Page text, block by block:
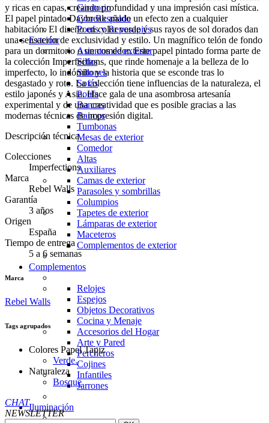
Giratorio
Con Respaldo
Poufs y Reposapiés
Exterior
Asientos de exterior
Sillas
Sillones
Sofás
Poufs
Bancas
Bancos
Tumbonas
Mesas de exterior
Comedor
Altas
Auxiliares
Camas de exterior
Parasoles y sombrillas
Columpios
Tapetes de exterior
Lámparas de exterior
Maceteros
Complementos de exterior
Complementos
Relojes
Espejos
Objetos Decorativos
Cocina y Menaje
Accesorios del Hogar
Arte y Pared
Percheros
Cojines
Infantiles
Jarrones
Iluminación
y ricas en capas, creando profundidad y una impresión casi mística.
El papel pintado Daybreak añade un efecto zen a cualquier
habitación. El diseño en color verde y sus rayos de sol dorados dan
una sensación de exclusividad y estilo. Un magnífico telón de fondo
para un dormitorio o un comedor. Este papel pintado forma parte de
la colección Imperfections, que rinde homenaje a la belleza de lo
imperfecto, lo indómito y la historia que se esconde tras lo
desgastado y roto. La colección tiene influencias de la naturaleza, el
estilo japonés y Asia. Hace gala de una asombrosa artesanía
experimental y de una creatividad que es posible gracias a las
modernas técnicas de impresión digital.
Descripción técnica
Colecciones
Imperfections
Marca
Rebel Walls
Garantía
3 años
Origen
España
Tiempo de entrega
5 a 6 semanas
Marca
Rebel Walls
Tags agrupados
Colores Papel Tapiz
Verde.
Naturaleza
Bosque
CHAT
NEWSLETTER